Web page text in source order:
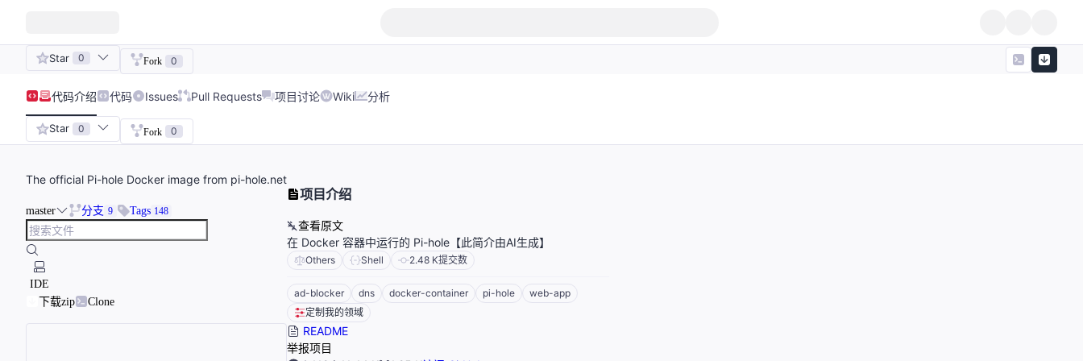
Star 0 Fork 0
代码介绍 代码 Issues Pull Requests 项目讨论 Wiki 分析
Star 0 Fork 0
The official Pi-hole Docker image from pi-hole.net
master 分支 9 Tags 148
IDE
下载zip
Clone
项目介绍
查看原文
在 Docker 容器中运行的 Pi-hole【此简介由AI生成】
Others Shell 2.48 K提交数
ad-blocker dns docker-container pi-hole
web-app
定制我的领域
README
举报项目